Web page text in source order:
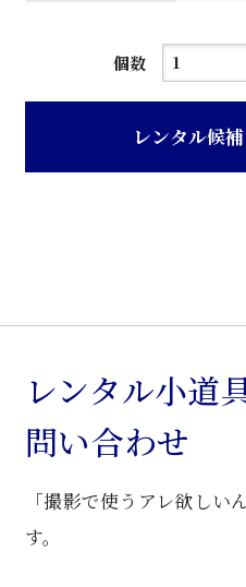
個数
黒
チ
ン
椅
子
レンタル候
レンタル小道
問い合わせ
「撮影で使うアレ欲し
す。